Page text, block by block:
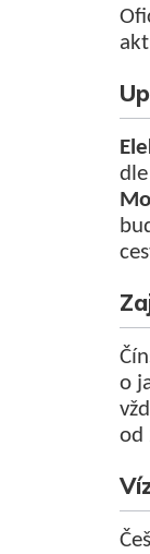
o
od